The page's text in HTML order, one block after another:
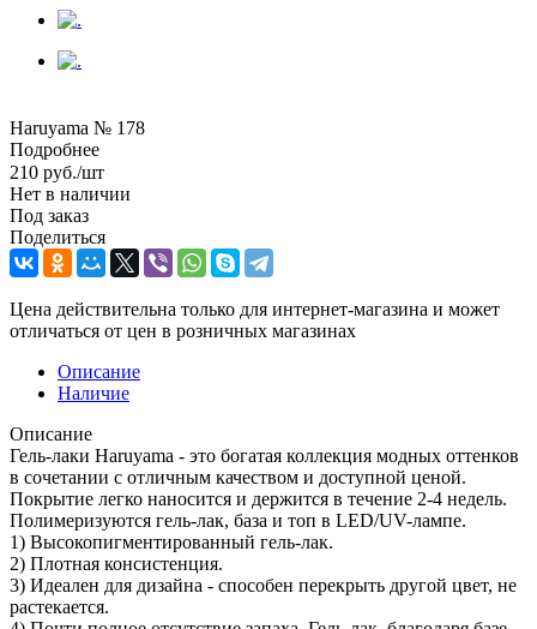
Haruyama № 178
Подробнее
210 руб./шт
Нет в наличии
Под заказ
Поделиться
Цена действительна только для интернет-магазина и может
отличаться от цен в розничных магазинах
Описание
Наличие
Описание
Гель-лаки Haruyama - это богатая коллекция модных оттенков
в сочетании с отличным качеством и доступной ценой.
Покрытие легко наносится и держится в течение 2-4 недель.
Полимеризуются гель-лак, база и топ в LED/UV-лампе.
1) Высокопигментированный гель-лак.
2) Плотная консистенция.
3) Идеален для дизайна - способен перекрыть другой цвет, не
растекается.